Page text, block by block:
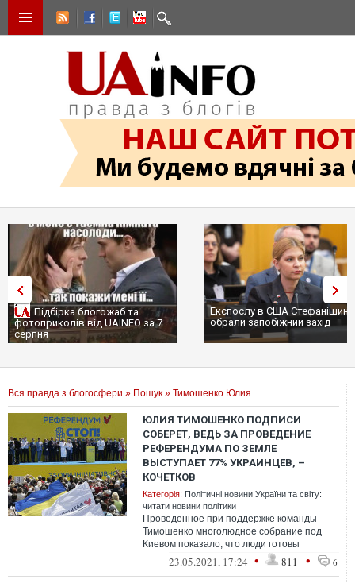
Підбірка блогожаб та
фотоприколів від UAINFO за 7
серпня
Експослу в США
обрали запобіжний захід
Вся правда з блогосфери » Пошук » Тимошенко Юлия
ЮЛИЯ ТИМОШЕНКО ПОДПИСИ
СОБЕРЕТ, ВЕДЬ ЗА ПРОВЕДЕНИЕ
РЕФЕРЕНДУМА ПО ЗЕМЛЕ
ВЫСТУПАЕТ 77% УКРАИНЦЕВ, –
КОЧЕТКОВ
Категорія: Політичні новини України та світу:
читати новини політики
Проведенное при поддержке команды
Тимошенко многолюдное собрание под
Киевом показало, что люди готовы
объединяться и защищать свою
собственность – в и...
23.05.2021, 17:24 • 811 • 6